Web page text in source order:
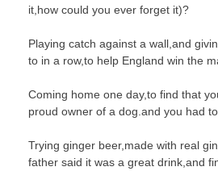
it,how could you ever forget it)?
Playing catch against a wall,and
to in a row,to help England win the
Coming home one day,to find that
proud owner of a dog.and you had
Trying ginger beer,made with real
father said it was a great drink,and